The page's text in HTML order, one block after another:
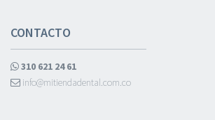
CONTACTO
310 621 24 61
info@mitiendadental.com.co